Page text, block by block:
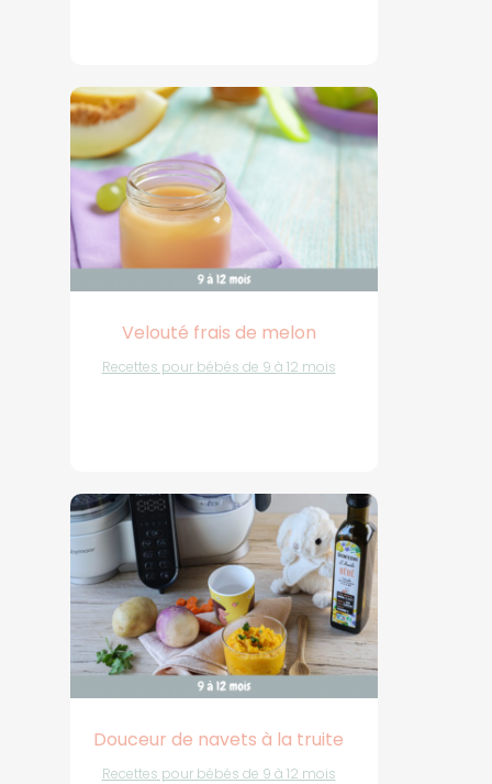
Velouté frais de melon
Recettes pour bébés de 9 à 12 mois
Douceur de navets à la truite
Recettes pour bébés de 9 à 12 mois